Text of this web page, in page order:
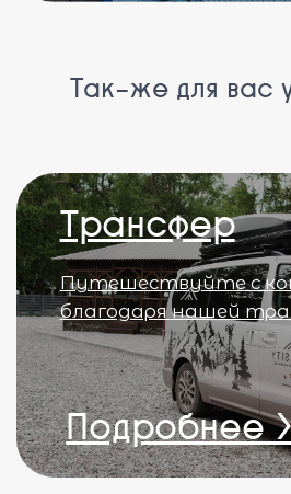
Пеший туризм
нашими
надедными
экскурсоводами
Волшебный отдых в горах и море
адреналина
Рафтинг